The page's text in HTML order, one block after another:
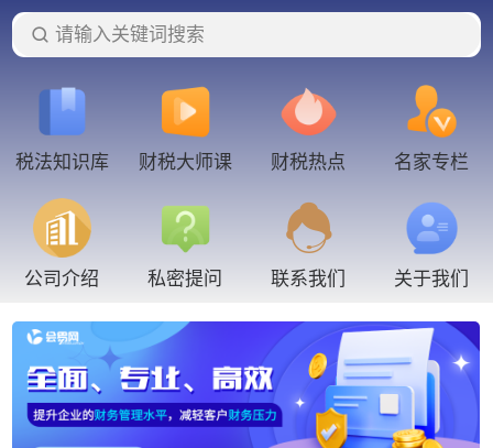
请输入关键词搜索
税法知识库 财税大师课 财税热点 名家专栏
公司介绍 私密提问 联系我们 关于我们